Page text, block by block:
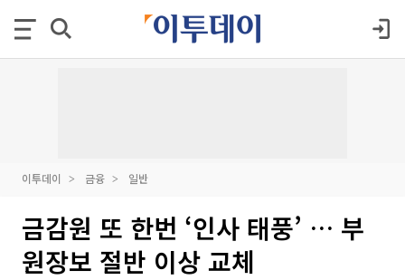
이투데이 금융 일반
금감원 또 한번 ‘인사 태풍’ … 부
원장보 절반 이상 교체